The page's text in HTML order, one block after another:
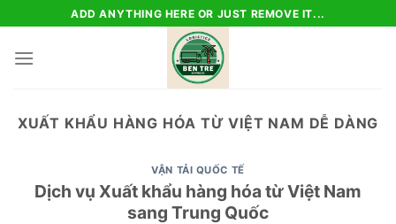
to
content
ADD ANYTHING HERE OR JUST REMOVE IT...
XUẤT KHẨU HÀNG HÓA TỪ VIỆT NAM DỄ DÀNG
VẬN TẢI QUỐC TẾ
Dịch vụ Xuất khẩu hàng hóa từ Việt Nam
sang Trung Quốc